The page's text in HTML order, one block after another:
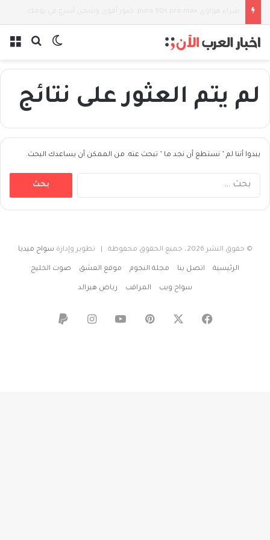
بحثالوضع
لم يتم العثور على نتائج
يبدوا أننا لم ’ نستطع أن نجد ما ’ تبحث عنه. من الممكن أن يساعدك البحث.
© حقوق النشر 2026، جميع الحقوق محفوظة | تطوير وإدارة سواح ميديا
الرئيسية اتصل بنا مجلة النجوم موقع العشق صوت الخليج
سواح ويب المراقب رياض هيرالد
فيسبوك بينتيريست‫YouTubeانستقرام
‏Paypal